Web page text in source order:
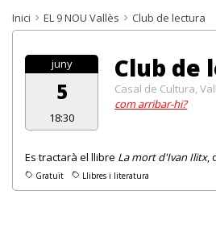
Inici EL 9 NOU Vallès Club de lectura
juny
5
18:30
Gratuït Llibres i literatura
Club de
Casal de Cultura,
com arribar-hi?
Es tractarà el llibre La mort d'Ivan Ilitx,